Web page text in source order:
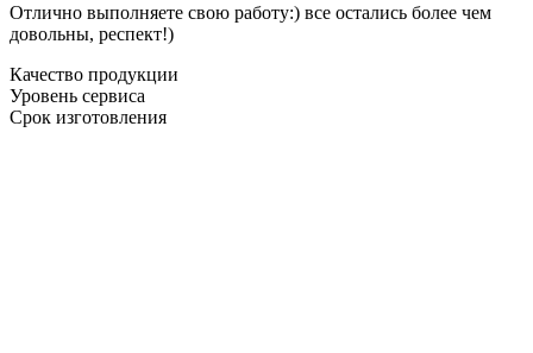
Отлично выполняете свою работу:) все остались более чем
довольны, респект!)
Качество продукции
Уровень сервиса
Срок изготовления